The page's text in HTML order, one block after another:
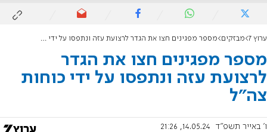
ערוץ 7 מבזקים מספר מפגינים חצו את הגדר לרצועת עזה ונתפסו על ידי כוחות צה"ל
מספר מפגינים חצו את הגדר
לרצועת עזה ונתפסו על ידי כוחות
צה"ל
ו' באייר תשפ"ד 14.05.24, 21:26